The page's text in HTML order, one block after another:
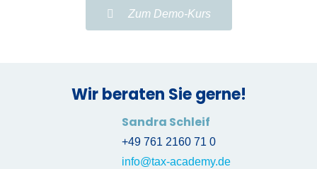
Zum Demo-Kurs
Wir beraten Sie gerne!
Sandra Schleif
+49 761 2160 71 0
info@tax-academy.de